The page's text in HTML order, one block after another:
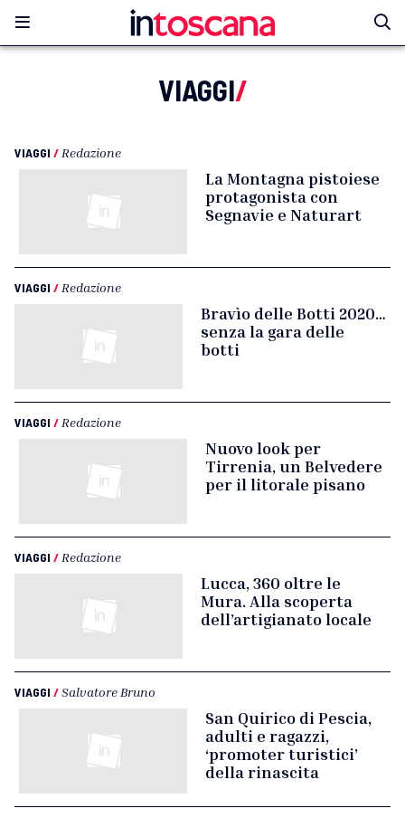
VIAGGI/
VIAGGI / Redazione
La Montagna pistoiese
protagonista con
Segnavie e Naturart
VIAGGI / Redazione
Bravìo delle Botti 2020…
senza la gara delle
botti
VIAGGI / Redazione
Nuovo look per
Tirrenia, un Belvedere
per il litorale pisano
VIAGGI / Redazione
Lucca, 360 oltre le
Mura. Alla scoperta
dell’artigianato locale
VIAGGI /Salvatore Bruno
San Quirico di Pescia,
adulti e ragazzi,
‘promoter turistici’
della rinascita